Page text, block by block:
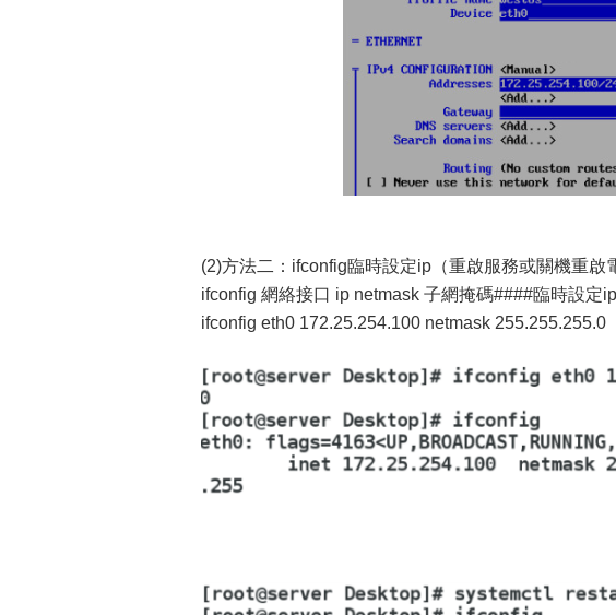
(2)方法二：ifconfig臨時設定ip（重啟服務或關機重啟
ifconfig 網絡接口 ip netmask 子網掩碼####臨時設定ip
ifconfig eth0 172.25.254.100 netmask 255.255.255.0